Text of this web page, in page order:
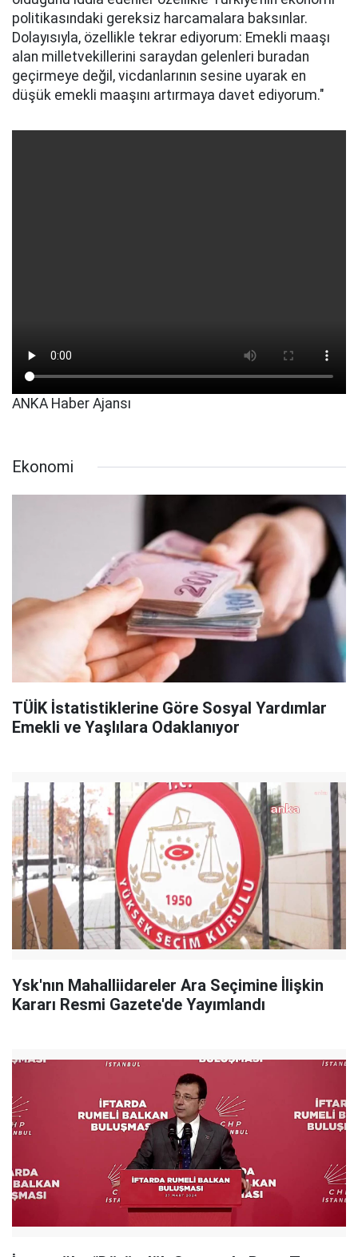
politikasındaki gereksiz harcamalara baksınlar.
Dolayısıyla, özellikle tekrar ediyorum: Emekli maaşı
alan milletvekillerini saraydan gelenleri buradan
geçirmeye değil, vicdanlarının sesine uyarak en
düşük emekli maaşını artırmaya davet ediyorum."
ANKA Haber Ajansı
Ekonomi
TÜİK İstatistiklerine Göre Sosyal Yardımlar
Emekli ve Yaşlılara Odaklanıyor
Ysk'nın Mahalliidareler Ara Seçimine İlişkin
Kararı Resmi Gazete'de Yayımlandı